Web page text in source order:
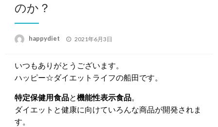
のか？
happydiet
投
2021年6月3日
いつもありがとうございます。
ハッピー☆ダイエットライフの船田です。
特定保健用食品と機能性表示食品。
ダイエットと健康に向けていろんな商品が開発されま
す。